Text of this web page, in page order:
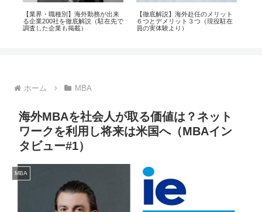
【業界・職種別】海外勤務が出来
る企業200社を徹底解説（駐在先で
調査した企業も掲載）
【徹底解説】海外赴任のメリット
６つとデメリット３つ（現役駐在
員の実体験より）
ホーム MBA
海外MBAを社会人が取る価値は？ネット
ワークを利用し将来は米国へ（MBAイン
タビュー#1）
MBA